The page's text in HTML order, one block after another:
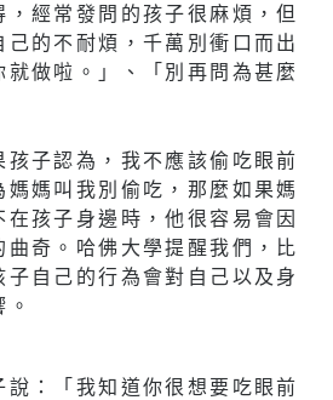
經常發問的孩子很麻煩，但
的不耐煩，千萬別衝口而出
做啦。」、「別再問為甚麼
子認為，我不應該偷吃眼前
媽叫我別偷吃，那麼如果媽
孩子身邊時，他很容易會因
奇。哈佛大學提醒我們，比
自己的行為會對自己以及身
：「我知道你很想要吃眼前